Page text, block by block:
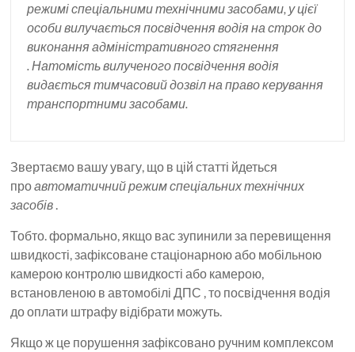
режимі спеціальними технічними засобами, у цієї
особи вилучається посвідчення водія на строк до
виконання адміністративного стягнення
. Натомість вилученого посвідчення водія
видається тимчасовий дозвіл на право керування
транспортними засобами.
Звертаємо вашу увагу, що в цій статті йдеться
проавтоматичний режим спеціальних технічних
засобів .
Тобто. формально, якщо вас зупинили за перевищення
швидкості, зафіксоване стаціонарною або мобільною
камерою контролю швидкості або камерою,
встановленою в автомобілі ДПС , то посвідчення водія
до оплати штрафу відібрати можуть.
Якщо ж це порушення зафіксовано ручним комплексом